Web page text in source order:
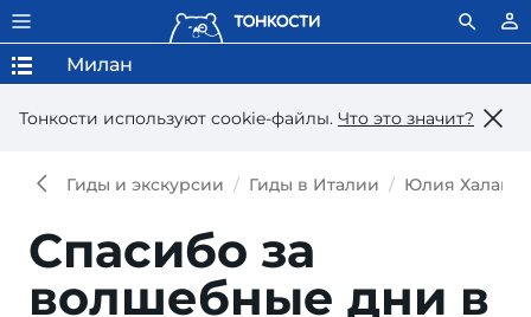
Тонкости используют сookie-файлы. Что это значит?
Милан
Гиды и экскурсии Гиды в Италии Юлия
Спасибо за
волшебные дни в